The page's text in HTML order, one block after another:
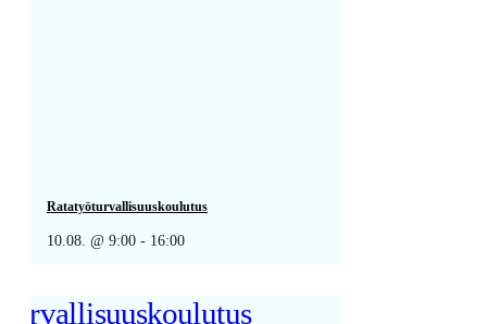
Ratatyöturvallisuuskoulutus
10.08. @ 9:00 - 16:00